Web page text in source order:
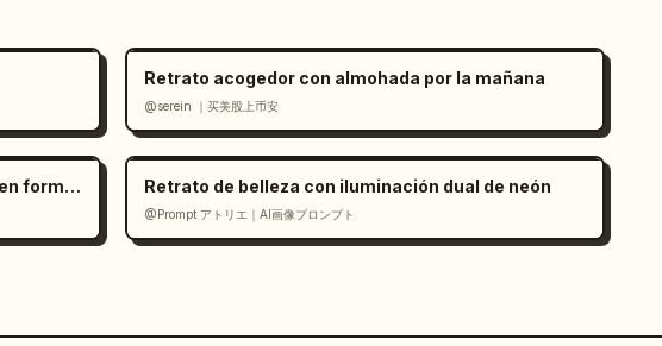
Retrato acogedor con almohada por la mañana
@serein ｜买美股上币安
Retrato de estilo de vida con smartphone en formato RAW Retrato de belleza con iluminación dual de neón
@Prompt アトリエ｜AI画像プロンプト